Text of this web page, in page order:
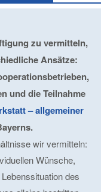
zu vermitteln,
Ansätze:
und die Teilnahme
– allgemeiner
wir vermitteln:
Wünsche,
des